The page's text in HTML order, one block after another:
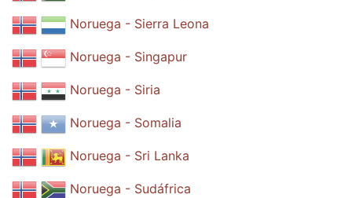
Noruega - Sierra Leona
Noruega - Singapur
Noruega - Siria
Noruega - Somalia
Noruega - Sri Lanka
Noruega - Sudáfrica